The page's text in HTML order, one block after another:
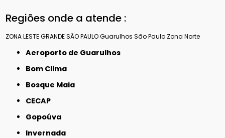
Regiões onde a atende :
ZONA LESTEGRANDE SÃO PAULOGuarulhos São Paulo Zona Norte
Aeroporto de Guarulhos
Bom Clima
Bosque Maia
CECAP
Gopoúva
Invernada